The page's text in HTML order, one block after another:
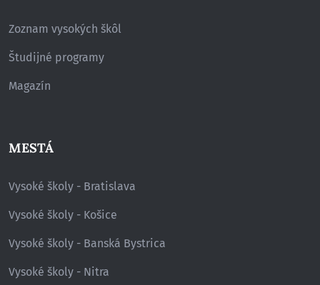
Zoznam vysokých škôl
Študijné programy
Magazín
MESTÁ
Vysoké školy - Bratislava
Vysoké školy - Košice
Vysoké školy - Banská Bystrica
Vysoké školy - Nitra